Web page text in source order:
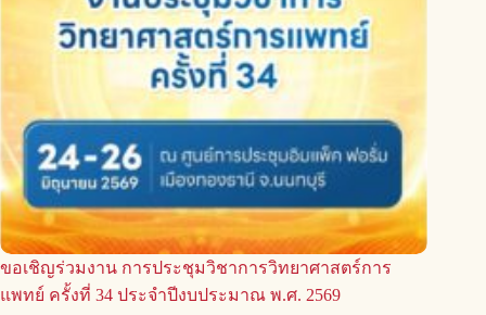
ขอเชิญร่วมงาน การประชุมวิชาการวิทยาศาสตร์การ
แพทย์ ครั้งที่ 34 ประจำปีงบประมาณ พ.ศ. 2569